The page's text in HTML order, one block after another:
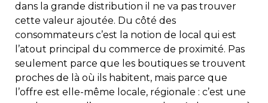
dans la grande distribution il ne va pas trouver
cette valeur ajoutée. Du côté des
consommateurs c’est la notion de local qui est
l’atout principal du commerce de proximité. Pas
seulement parce que les boutiques se trouvent
proches de là où ils habitent, mais parce que
l’offre est elle-même locale, régionale : c’est une